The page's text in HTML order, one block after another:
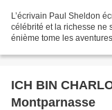
L’écrivain Paul Sheldon
célébrité et la richesse ne
énième tome les
ICH BIN
Montparnasse